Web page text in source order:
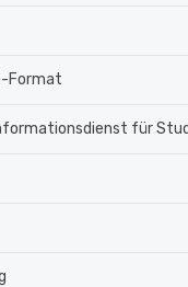
Format
für